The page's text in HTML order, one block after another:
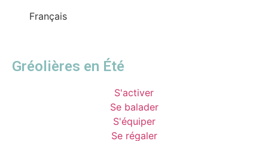
Français
Gréolières en Été
S'activer
Se balader
S'équiper
Se régaler